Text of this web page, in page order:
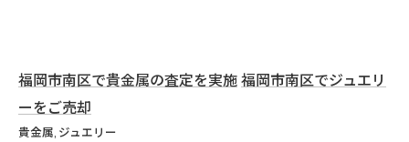
福岡市南区で貴金属の査定を実施福岡市南区でジュエリ
ーをご売却
貴金属 ジュエリー